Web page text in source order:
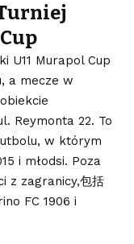
U11 Murapol Cup
a mecze w
Reymonta 22. To
w którym
i młodsi. Poza
z zagranicy,包括
FC 1906 i